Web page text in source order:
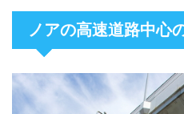
ノアの高速道路中心